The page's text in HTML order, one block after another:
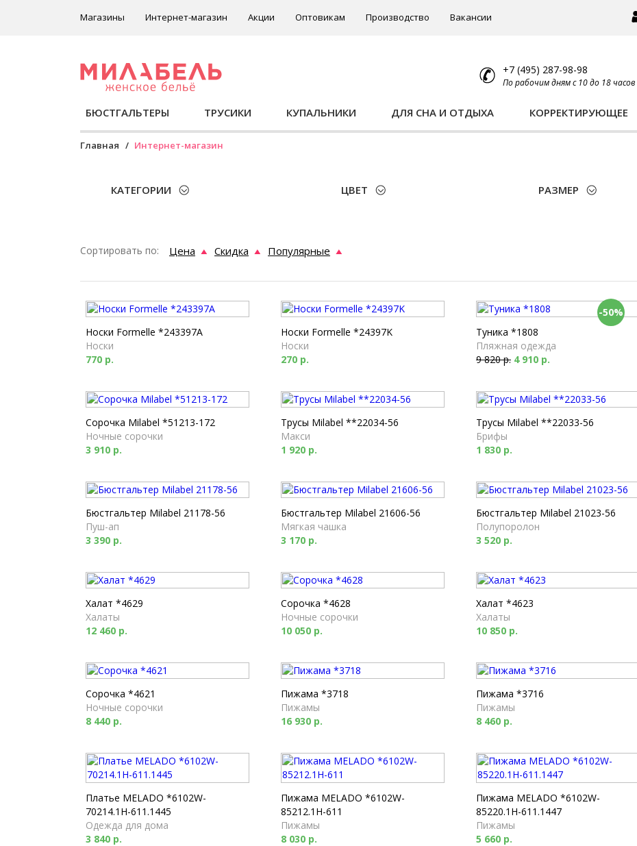
Магазины Интернет-магазин Акции Оптовикам Производство Вакансии
+7 (495) 287-98-98
По рабочим дням с 10 до 18 часов
БЮСТГАЛЬТЕРЫ ТРУСИКИ КУПАЛЬНИКИ ДЛЯ СНА И ОТДЫХА КОРРЕКТИРУЮЩЕЕ
Главная Интернет-магазин
КАТЕГОРИИ ЦВЕТ РАЗМЕР
Сортировать по: Цена Скидка Популярные
Носки Formelle *243397A
Носки
770 р.
Носки Formelle *24397K
Носки
270 р.
-50%
Туника *1808
Пляжная одежда
9 820 р. 4 910 р.
Сорочка Milabel *51213-172
Ночные сорочки
3 910 р.
Трусы Milabel **22034-56
Макси
1 920 р.
Трусы Milabel **22033-56
Брифы
1 830 р.
Бюстгальтер Milabel 21178-56
Пуш-ап
3 390 р.
Бюстгальтер Milabel 21606-56
Мягкая чашка
3 170 р.
Бюстгальтер Milabel 21023-56
Полупоролон
3 520 р.
Халат *4629
Халаты
12 460 р.
Сорочка *4628
Ночные сорочки
10 050 р.
Халат *4623
Халаты
10 850 р.
Сорочка *4621
Ночные сорочки
8 440 р.
Пижама *3718
Пижамы
16 930 р.
Пижама *3716
Пижамы
8 460 р.
Платье MELADO *6102W-
70214.1H-611.1445
Одежда для дома
3 840 р.
Пижама MELADO *6102W-
85212.1H-611
Пижамы
8 030 р.
Пижама MELADO *6102W-
85220.1H-611.1447
Пижамы
5 660 р.